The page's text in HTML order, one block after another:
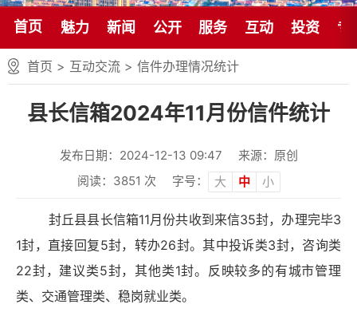
首页 魅力 新闻 公开 服务 互动 投资 专
首页 > 互动交流 > 信件办理情况统计
县长信箱2024年11月份信件统计
发布日期：2024-12-13 09:47
来源：原创
阅读： 3851 次 字号： 大 中 小
封丘县县长信箱11月份共收到来信35封，办理完毕3
1封，直接回复5封，转办26封。其中投诉类3封，咨询类
22封，建议类5封，其他类1封。反映较多的有城市管理
类、交通管理类、稳岗就业类。